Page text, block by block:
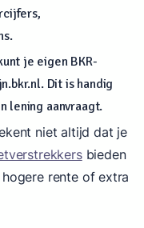
je eigen BKR-
Dit is handig
lening aanvraagt.
niet altijd dat je
bieden
rente of extra